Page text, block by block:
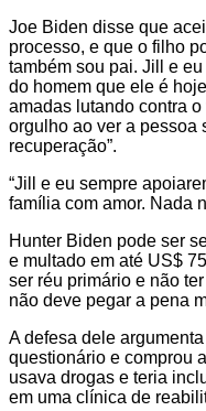
Joe Biden disse que
processo, e que o filho
também sou pai. Jill e
do homem que ele é
amadas lutando contra
orgulho ao ver a pessoa
recuperação”.
“Jill e eu sempre
família com amor. Nada
Hunter Biden pode ser
e multado em até US$
ser réu primário e não
não deve pegar a pena
A defesa dele
questionário e comprou
usava drogas e teria
em uma clínica de